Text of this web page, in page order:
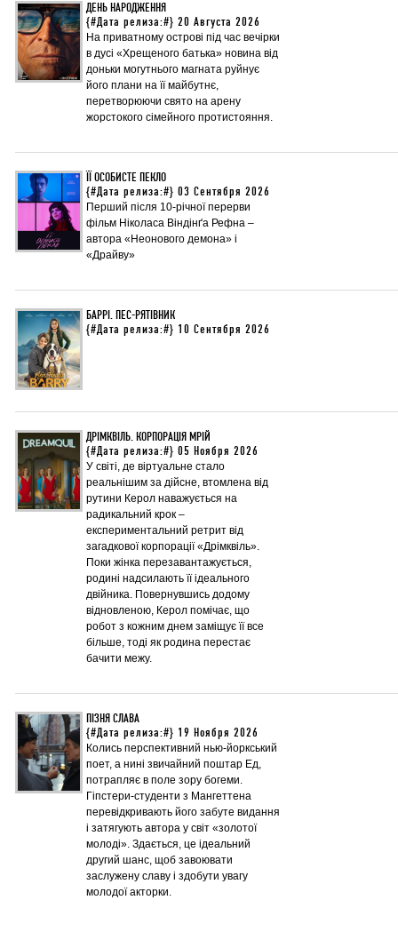
ДЕНЬ НАРОДЖЕННЯ
{#Дата релиза:#} 20 Августа 2026
На приватному острові під час вечірки
в дусі «Хрещеного батька» новина від
доньки могутнього магната руйнує
його плани на її майбутнє,
перетворюючи свято на арену
жорстокого сімейного протистояння.
ЇЇ ОСОБИСТЕ ПЕКЛО
{#Дата релиза:#} 03 Сентября 2026
Перший після 10-річної перерви
фільм Ніколаса Віндінґа Рефна –
автора «Неонового демона» і
«Драйву»
БАРРІ. ПЕС-РЯТІВНИК
{#Дата релиза:#} 10 Сентября 2026
ДРІМКВІЛЬ. КОРПОРАЦІЯ МРІЙ
{#Дата релиза:#} 05 Ноября 2026
У світі, де віртуальне стало
реальнішим за дійсне, втомлена від
рутини Керол наважується на
радикальний крок –
експериментальний ретрит від
загадкової корпорації «Дрімквіль».
Поки жінка перезавантажується,
родині надсилають її ідеального
двійника. Повернувшись додому
відновленою, Керол помічає, що
робот з кожним днем заміщує її все
більше, тоді як родина перестає
бачити межу.
ПІЗНЯ СЛАВА
{#Дата релиза:#} 19 Ноября 2026
Колись перспективний нью-йоркський
поет, а нині звичайний поштар Ед,
потрапляє в поле зору богеми.
Гіпстери-студенти з Мангеттена
перевідкривають його забуте видання
і затягують автора у світ «золотої
молоді». Здається, це ідеальний
другий шанс, щоб завоювати
заслужену славу і здобути увагу
молодої акторки.